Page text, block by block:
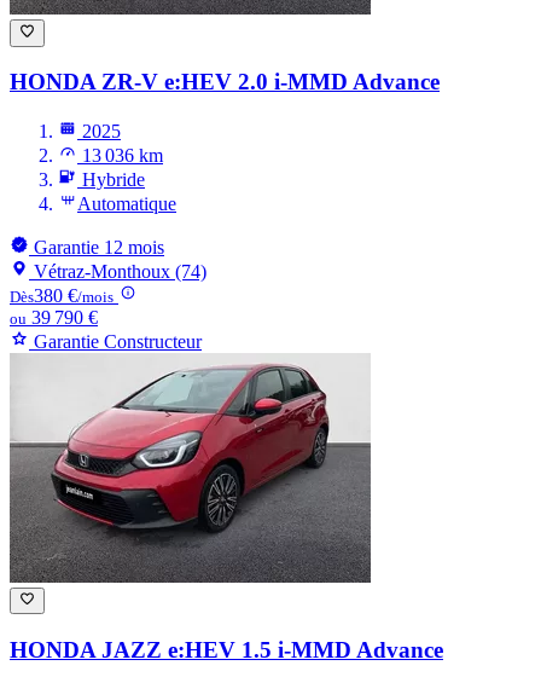
HONDA ZR-V e:HEV 2.0 i-MMD Advance
2025
13 036 km
Hybride
Automatique
Garantie 12 mois
Vétraz-Monthoux (74)
Dès380 €/mois
ou 39 790 €
Garantie Constructeur
HONDA JAZZ e:HEV 1.5 i-MMD Advance